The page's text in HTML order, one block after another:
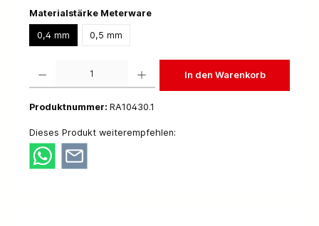
Materialstärke Meterware
0,4 mm 0,5 mm
In den Warenkorb
Produktnummer: RA10430.1
Dieses Produkt weiterempfehlen: